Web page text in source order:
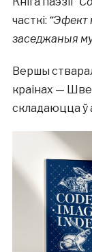
часткі: “Эфект
заседжаныя
Вершы
краінах —
складаюцца ў